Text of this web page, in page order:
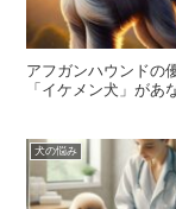
アフガンハウンドの
「イケメン犬」があ
犬の悩み